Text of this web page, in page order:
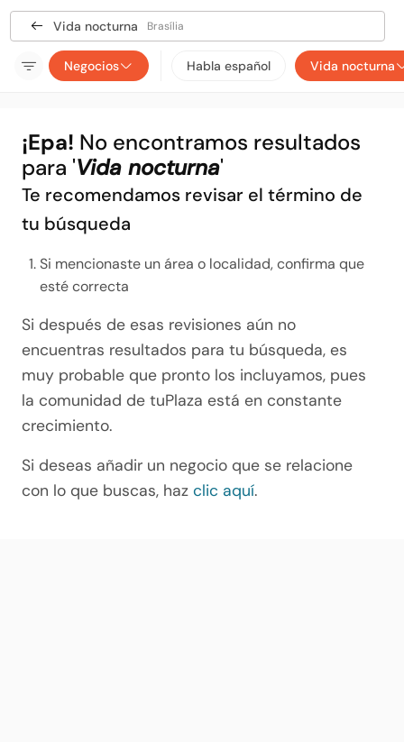
Vida nocturna Brasília
Negocios Habla español Vida nocturna
¡Epa! No encontramos resultados
para 'Vida nocturna'
Te recomendamos revisar el término de
tu búsqueda
Si mencionaste un área o localidad, confirma que
esté correcta
Si después de esas revisiones aún no
encuentras resultados para tu búsqueda, es
muy probable que pronto los incluyamos, pues
la comunidad de tuPlaza está en constante
crecimiento.
Si deseas añadir un negocio que se relacione
con lo que buscas, haz clic aquí.